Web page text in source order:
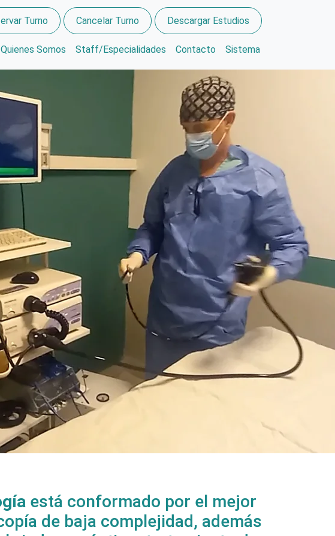
Turno Cancelar Turno Descargar Estudios
Quienes Somos Staff/Especialidades Contacto Sistema
está conformado por el mejor
de baja complejidad, además